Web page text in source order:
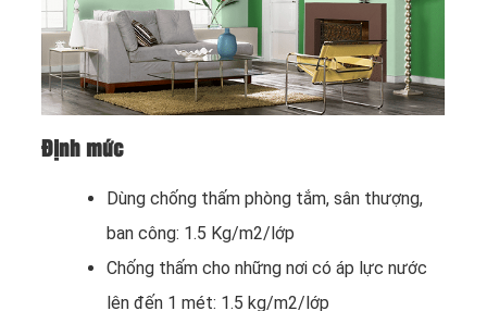
Định mức
Dùng chống thấm phòng tắm, sân thượng,
ban công: 1.5 Kg/m2/lớp
Chống thấm cho những nơi có áp lực nước
lên đến 1 mét: 1.5 kg/m2/lớp